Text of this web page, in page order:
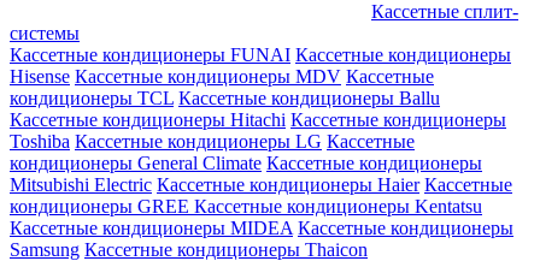
Кассетные сплит-
системы
Кассетные кондиционеры FUNAI Кассетные кондиционеры
Hisense Кассетные кондиционеры MDV Кассетные
кондиционеры TCL Кассетные кондиционеры Ballu
Кассетные кондиционеры Hitachi Кассетные кондиционеры
Toshiba Кассетные кондиционеры LG Кассетные
кондиционеры General Climate Кассетные кондиционеры
Mitsubishi Electric Кассетные кондиционеры Haier Кассетные
кондиционеры GREE Кассетные кондиционеры Kentatsu
Кассетные кондиционеры MIDEA Кассетные кондиционеры
Samsung Кассетные кондиционеры Thaicon